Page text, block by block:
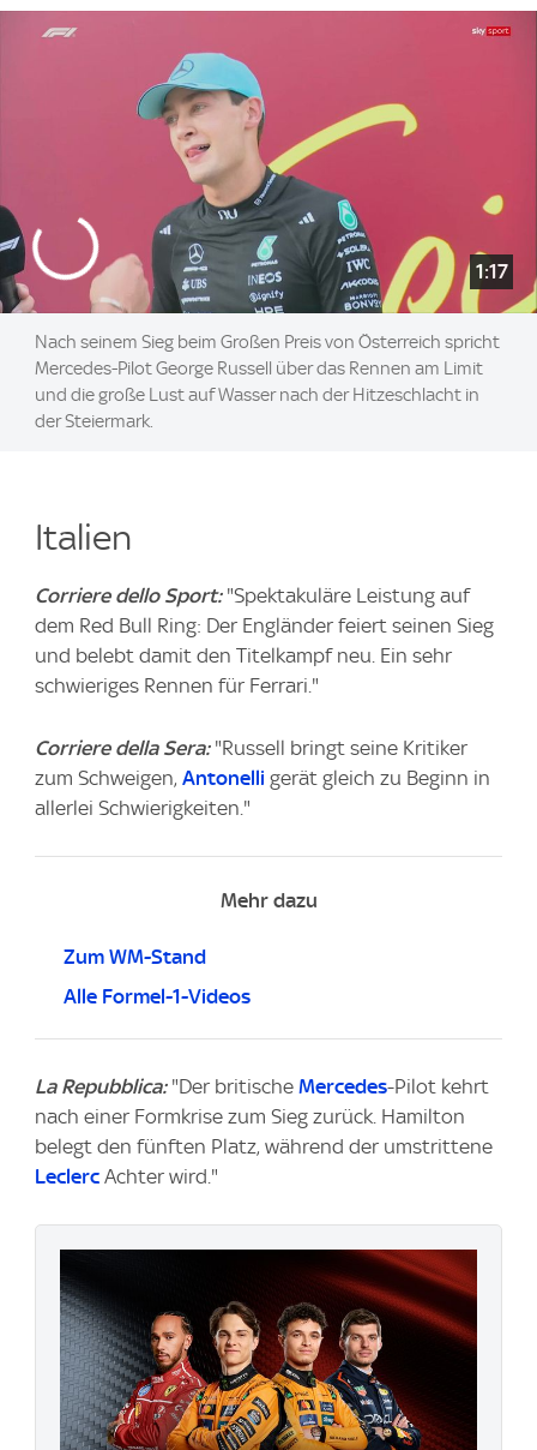
1:17
Nach seinem Sieg beim Großen Preis von Österreich spricht
Mercedes-Pilot George Russell über das Rennen am Limit
und die große Lust auf Wasser nach der Hitzeschlacht in
der Steiermark.
Italien
Corriere dello Sport:"Spektakuläre Leistung auf
dem Red Bull Ring: Der Engländer feiert seinen Sieg
und belebt damit den Titelkampf neu. Ein sehr
schwieriges Rennen für Ferrari."
Corriere della Sera:"Russell bringt seine Kritiker
zum Schweigen, Antonelli gerät gleich zu Beginn in
allerlei Schwierigkeiten."
Mehr dazu
Zum WM-Stand
Alle Formel-1-Videos
La Repubblica:"Der britische Mercedes-Pilot kehrt
nach einer Formkrise zum Sieg zurück. Hamilton
belegt den fünften Platz, während der umstrittene
Leclerc Achter wird."